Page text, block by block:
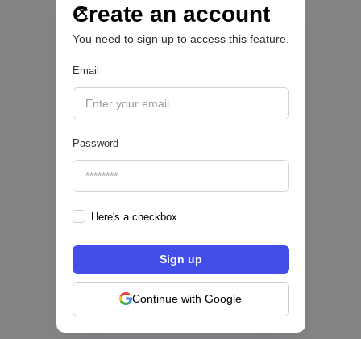
Create an account
You need to sign up to access this feature.
Email
Password
Here's a checkbox
Continue with Google
las PYMEs
BFM 👔
July 28
Fintech salvadoreña TOHKN lanza plataforma
para invertir desde US$10 en acciones de EE.
UU. y criptomonedas
ACTIVOS DIGITALES 👾